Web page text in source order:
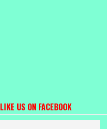
LIKE US ON FACEBOOK